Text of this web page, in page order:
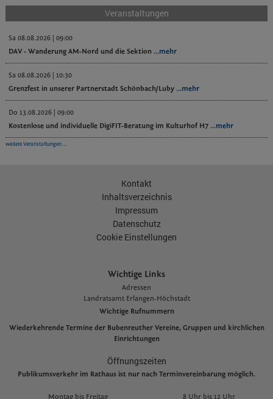
Veranstaltungen
Sa 08.08.2026 | 09:00
DAV - Wanderung AM-Nord und die Sektion ...mehr
Sa 08.08.2026 | 10:30
Grenzfest in unserer Partnerstadt Schönbach/Luby ...mehr
Do 13.08.2026 | 09:00
Kostenlose und individuelle DigiFIT-Beratung im Kulturhof H7 ...mehr
weitere Veranstaltungen ...
Kontakt
Inhaltsverzeichnis
Impressum
Datenschutz
Cookie Einstellungen
Wichtige Links
Adressen
Landratsamt Erlangen-Höchstadt
Wichtige Rufnummern
Wiederkehrende Termine der Bubenreuther Vereine, Gruppen und kirchlichen
Einrichtungen
Öffnungszeiten
Publikumsverkehr im Rathaus ist nur nach Terminvereinbarung möglich.
Montag bis Freitag 8 Uhr bis 12 Uhr